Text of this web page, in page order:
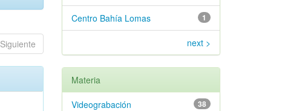
Siguiente
1
Centro Bahía Lomas
next >
Materia
38
Videograbación